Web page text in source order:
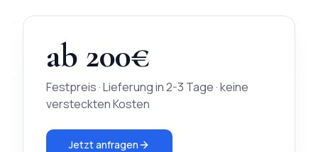
ab 200€
Festpreis · Lieferung in2-3 Tage · keine
versteckten Kosten
Jetzt anfragen